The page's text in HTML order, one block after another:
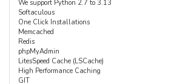
We support Python 2.7 to 3.13
Softaculous
One Click Installations
Memcached
Redis
phpMyAdmin
LitesSpeed Cache (LSCache)
High Performance Caching
GIT